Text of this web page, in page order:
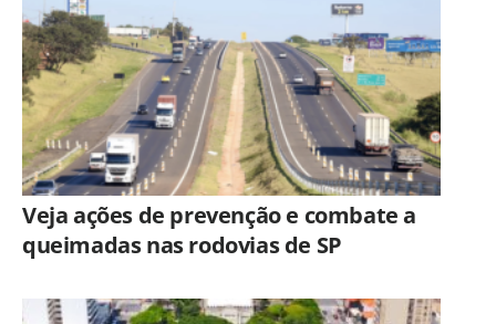
Veja ações de prevenção e combate a
queimadas nas rodovias de SP